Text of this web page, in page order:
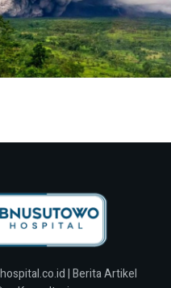
| Berita Artikel